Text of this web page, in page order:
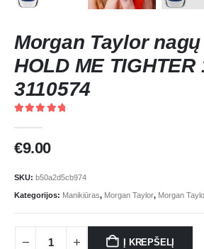
Morgan Taylor
HOLD ME TIGHTER
3110574
€9.00
SKU: b50a2d5cb974
Kategorijos: Manikiūras, Morgan Taylor, Morgan
Į KREPŠELĮ